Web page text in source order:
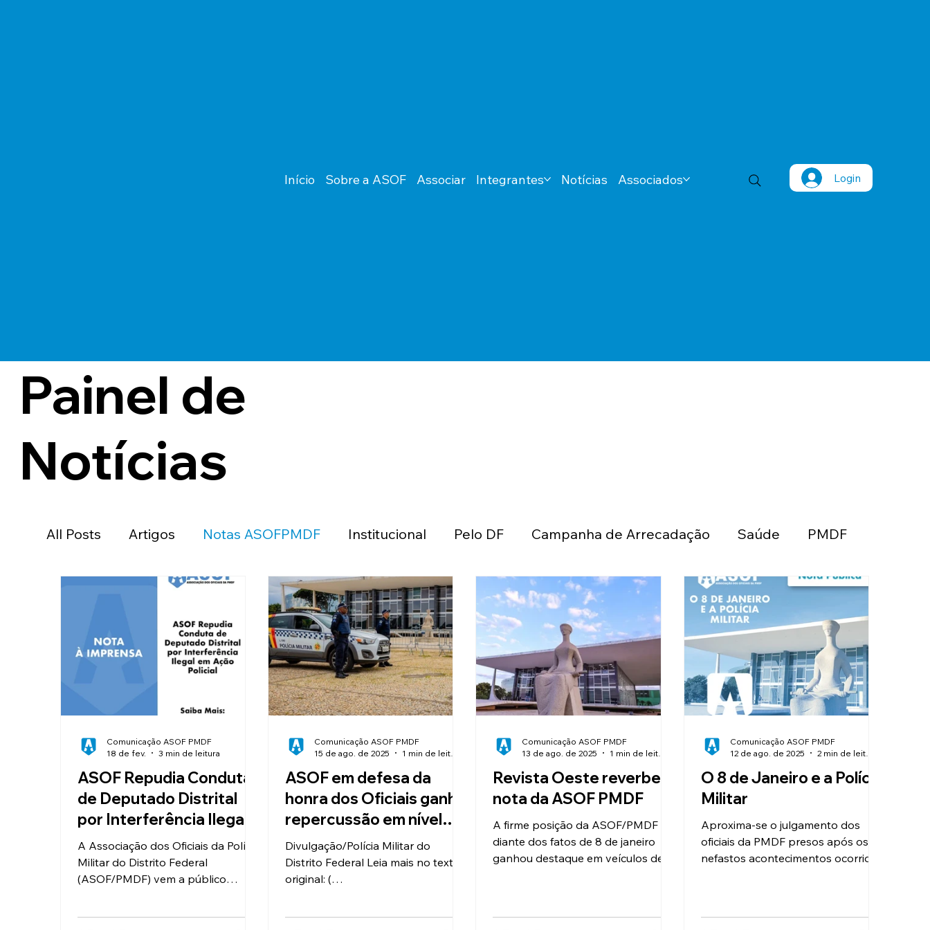
Início Sobre a ASOF Associar Integrantes Notícias Associados Login
Painel de
Notícias
All Posts Artigos Notas ASOFPMDF Institucional Pelo DF Campanha de Arrecadação Saúde PMDF
Clube de Vantagens Educação Concurso Seguros Papo Jurídico ASOF PMDF
Valorização e Reconhecimento Imposto de Renda Eventos 1º Seminário ASOF PMDF Eleições
Convênios Laser Turismo Lazer Assessoria Jurídica
ASOF Repudia Conduta
de Deputado Distrital
por Interferência Ilegal
em Ação Policial no
carnaval
A Associação dos Oficiais da Polícia
Militar do Distrito Federal
(ASOF/PMDF) vem a público
Comunicação ASOF PMDF
18 de fev.
3 min de leitura
ASOF em defesa da
honra dos Oficiais ganha
repercussão em nível
nacional
Divulgação/Polícia Militar do
Distrito Federal Leia mais no texto
original: (
Comunicação ASOF PMDF
15 de ago. de 2025
Revista Oeste reverbera
nota da ASOF PMDF
A firme posição da ASOF/PMDF
diante dos fatos de 8 de janeiro
ganhou destaque em veículos de
Comunicação ASOF PMDF
13 de ago. de 2025
O 8 de Janeiro e a Polícia
Militar
Aproxima-se o julgamento dos
oficiais da PMDF presos após os
nefastos acontecimentos ocorridos
Comunicação ASOF PMDF
12 de ago. de 2025